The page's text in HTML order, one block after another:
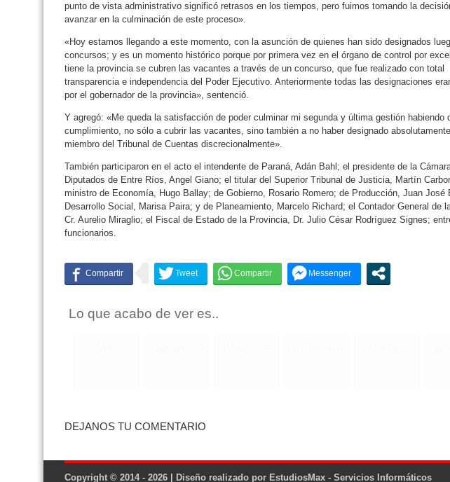
punto de vista administrativo significó retrasos en los tiempos, pero fuimos tomando la
avanzar en la culminación de este proceso».
«Hoy estamos llegando a este momento, con la asunción de quienes han sido designados
concursos; y es un momento histórico porque por primera vez en el órgano de control por
tiene la provincia se cubren las vacantes a través de un concurso, que fue realizado con total
transparencia e independencia del Poder Ejecutivo. Anteriormente todas las designaciones
por el gobernador de la provincia», sentenció.
Y agregó: «Me queda la satisfacción de poder culminar mi segunda y última gestión habiendo
cumplimiento, no sólo a cubrir las vacantes, sino también a no haber designado
miembro del Tribunal de Cuentas discrecionalmente».
También participaron en el acto el intendente de Paraná, Adán Bahl; el presidente de la
Diputados de Entre Ríos, Angel Giano; el titular del Superior Tribunal de Justicia, Martín
ministro de Economía, Hugo Ballay; de Gobierno, Rosario Romero; de Producción, Juan José
Desarrollo Social, Marisa Paira; y de Planeamiento, Marcelo Richard; el Contador General de
Cr. Aurelio Miraglio; el Fiscal de Estado de la Provincia, Dr. Julio César Rodríguez Signes;
funcionarios.
Lo que acabo de ver es..
DEJANOS TU COMENTARIO
Copyright © 2014 - 2026 | Diseño realizado por EstudiosMax - Servicios Informáticos